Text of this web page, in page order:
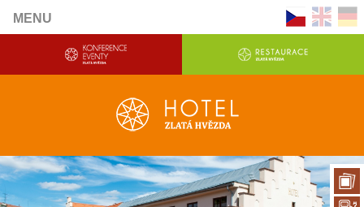
MENU